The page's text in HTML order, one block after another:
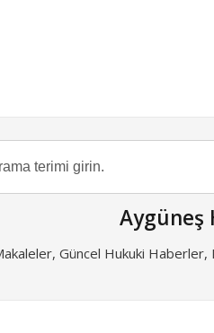
Aygüneş
Güncel Hukuki Haberler,